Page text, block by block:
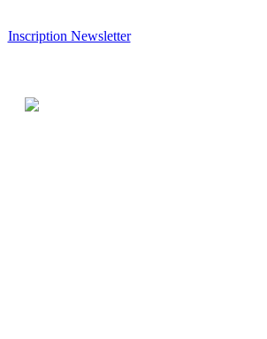
Inscription Newsletter